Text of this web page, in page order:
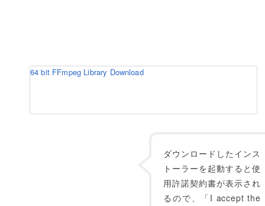
64 bit FFmpeg Library Download
ダウンロードしたインス
トーラーを起動すると使
用許諾契約書が表示され
るので、「I accept the